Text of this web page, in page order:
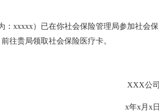
xxxxx）已在你社会保险管理局参加社会保
往贵局领取社会保险医疗卡。
XXX公司
x年x月x日